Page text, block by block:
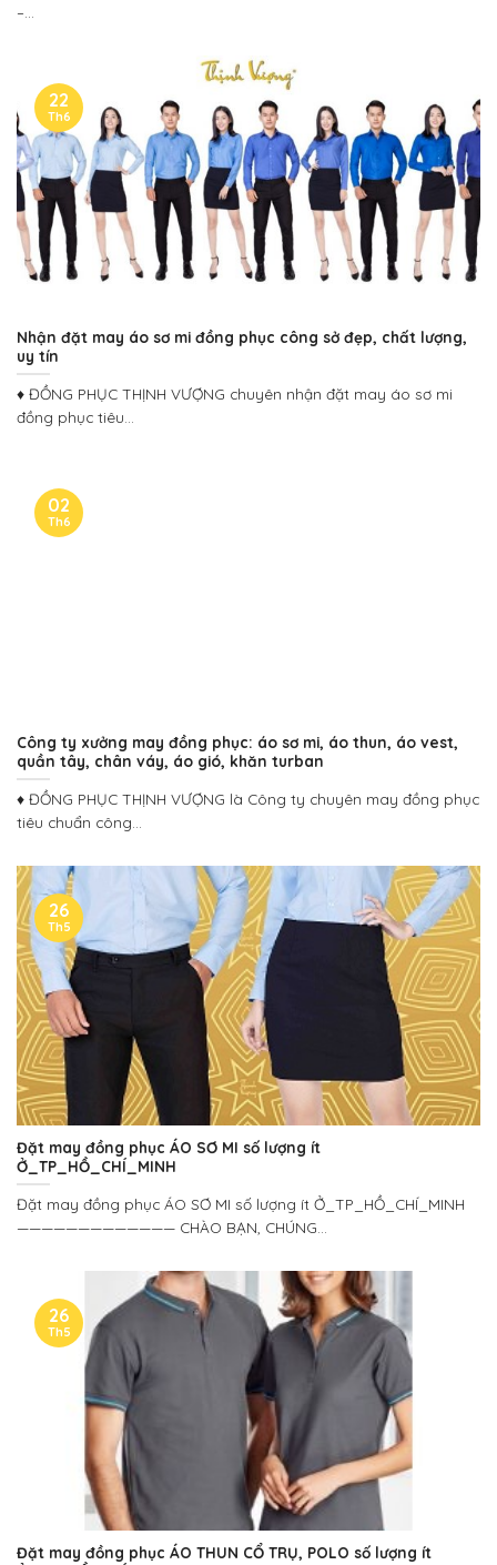
–...
Nhận đặt may áo sơ mi đồng phục công sở đẹp, chất lượng,
uy tín
♦ ĐỒNG PHỤC THỊNH VƯỢNG chuyên nhận đặt may áo sơ mi
đồng phục tiêu...
22
Th6
Công ty xưởng may đồng phục: áo sơ mi, áo thun, áo vest,
quần tây, chân váy, áo gió, khăn turban
♦ ĐỒNG PHỤC THỊNH VƯỢNG là Công ty chuyên may đồng phục
tiêu chuẩn công...
02
Th6
Đặt may đồng phục ÁO SƠ MI số lượng ít
Ở_TP_HỒ_CHÍ_MINH
Đặt may đồng phục ÁO SƠ MI số lượng ít Ở_TP_HỒ_CHÍ_MINH
————————————— CHÀO BẠN, CHÚNG...
26
Th5
Đặt may đồng phục ÁO THUN CỔ TRỤ, POLO số lượng ít
26
Th5